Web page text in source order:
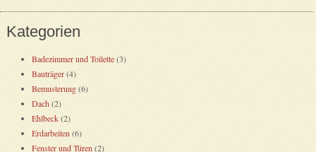
Kategorien
Badezimmer und Toilette(3)
Bauträger(4)
Bemusterung(6)
Dach(2)
Ehlbeck(2)
Erdarbeiten (6)
Fenster und Türen (2)